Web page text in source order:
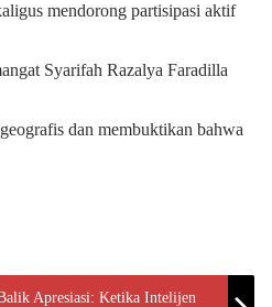
mendorong partisipasi aktif
Syarifah Razalya Faradilla
dan membuktikan bahwa
Apresiasi: Ketika Intelijen